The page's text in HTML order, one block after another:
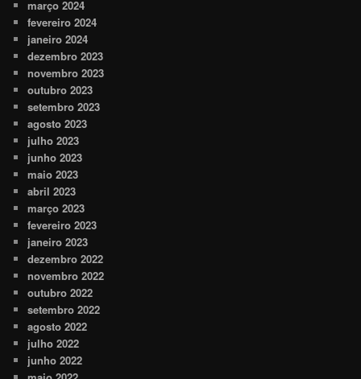
março 2024
fevereiro 2024
janeiro 2024
dezembro 2023
novembro 2023
outubro 2023
setembro 2023
agosto 2023
julho 2023
junho 2023
maio 2023
abril 2023
março 2023
fevereiro 2023
janeiro 2023
dezembro 2022
novembro 2022
outubro 2022
setembro 2022
agosto 2022
julho 2022
junho 2022